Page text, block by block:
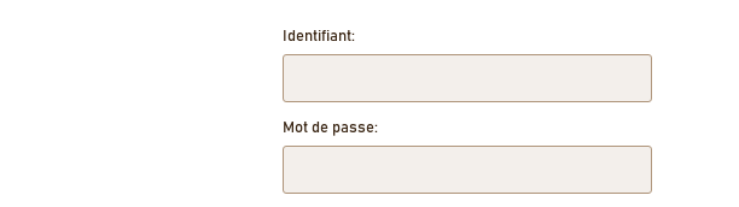
Identifiant:
Mot de passe: